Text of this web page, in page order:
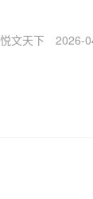
悦文天下 2026-